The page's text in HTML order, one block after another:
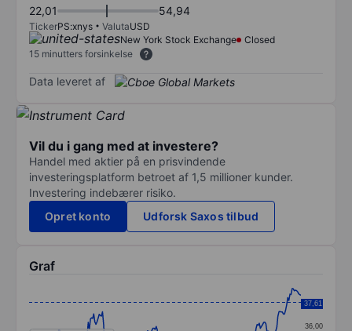
22,01 54,94
TickerPS:xnys ValutaUSD
New York Stock Exchange
Closed
15 minutters forsinkelse
Data leveret af
Vil du i gang med at investere?
Handel med aktier på en prisvindende
investeringsplatform betroet af 1,5 millioner kunder.
Investering indebærer risiko.
Opret konto
Udforsk Saxos tilbud
Graf
Line chart with 249 data points.
36,00
37,50
37,61